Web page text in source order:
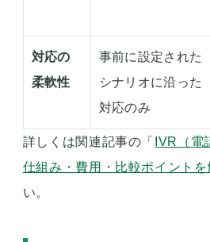
対応の
柔軟性
事前に設定された
シナリオに沿った
対応のみ
詳しくは関連記事の「
IVR（電
仕組み・費用・比較ポイントを
い。